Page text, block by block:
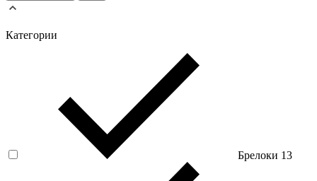
Категории
Брелоки 13